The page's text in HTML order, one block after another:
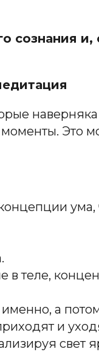
сознания и,
Это
ума,
теле,
именно, а
и
свет